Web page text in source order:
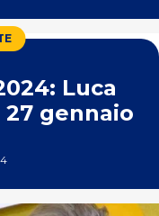
Luca
gennaio